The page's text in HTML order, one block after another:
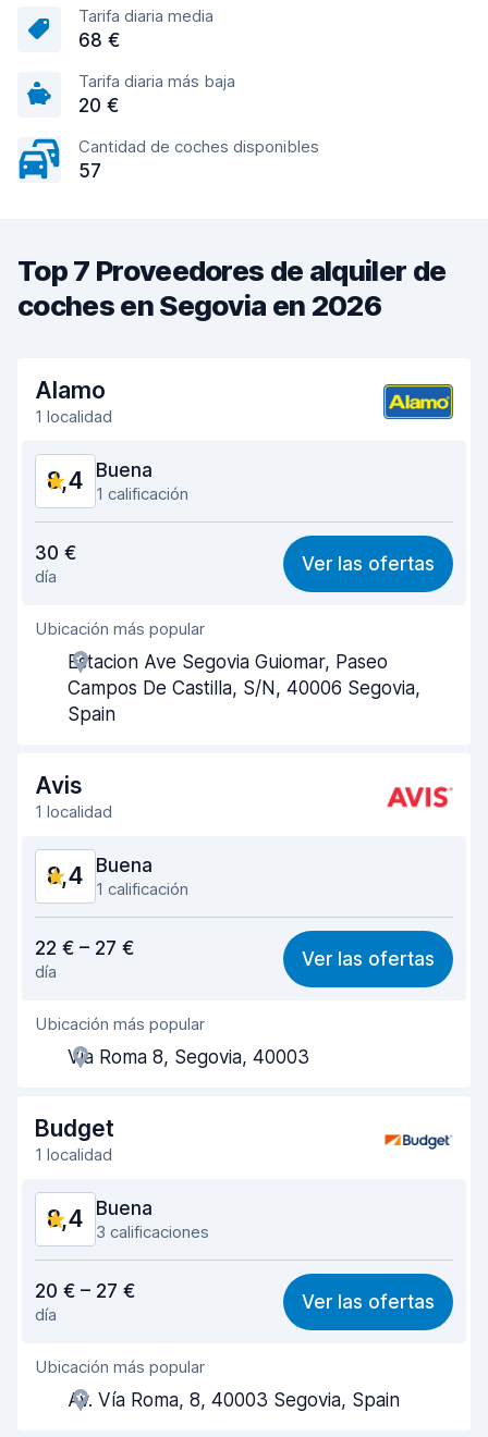
Tarifa diaria media
68 €
Tarifa diaria más baja
20 €
Cantidad de coches disponibles
57
Top 7 Proveedores de alquiler de
coches en Segovia en 2026
Alamo
1 localidad
8,4 Buena
1 calificación
8,2
Fácil de encontrar 8,2
Amabilidad del agente
Rapidez en la recogida
Rapidez en la entrega
Limpieza del vehículo
Estado del vehículo
30 €
día
Ver las ofertas
Ubicación más popular
Estacion Ave Segovia Guiomar, Paseo
Campos De Castilla, S/N, 40006 Segovia,
Spain
Avis
1 localidad
8,4 Buena
1 calificación
8,2
Fácil de encontrar 8,2
Amabilidad del agente
Rapidez en la recogida
Rapidez en la entrega
Estado del vehículo
22 € – 27 €
día
Ver las ofertas
Ubicación más popular
Via Roma 8, Segovia, 40003
Budget
1 localidad
8,4 Buena
3 calificaciones
7,9
Fácil de encontrar 8,3
Amabilidad del agente
Rapidez en la recogida
20 € – 27 €
día
Ver las ofertas
Ubicación más popular
Av. Vía Roma, 8, 40003 Segovia, Spain